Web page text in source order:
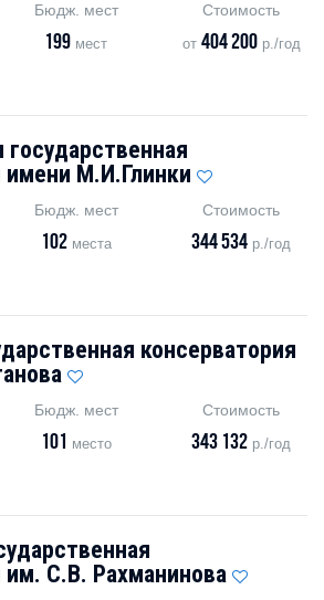
Бюдж. мест
199 мест
Стоимость
от 404 200р./год
имени М.И.Глинки
Бюдж. мест
102места
Стоимость
344 534 р./год
консерватория
Бюдж. мест
101 место
Стоимость
343 132 р./год
им. С.В. Рахманинова